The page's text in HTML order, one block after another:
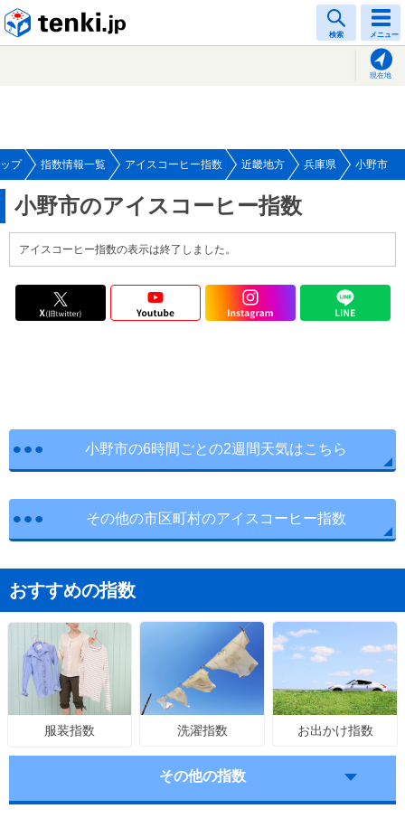
検索 メニュー
現在地
プ 指数情報一覧 アイスコーヒー指数 近畿地方 兵庫県 小野市
小野市のアイスコーヒー指数
アイスコーヒー指数の表示は終了しました。
小野市の6時間ごとの2週間天気はこちら
その他の市区町村のアイスコーヒー指数
おすすめの指数
服装指数 洗濯指数 お出かけ指数
その他の指数